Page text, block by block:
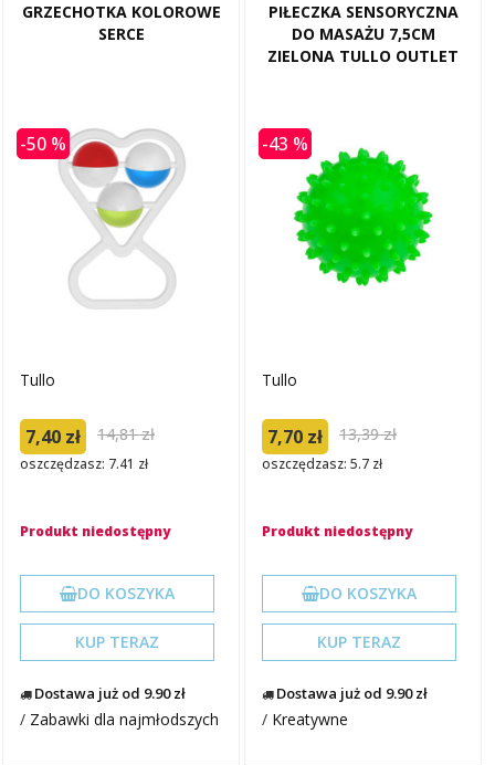
GRZECHOTKA KOLOROWE
SERCE
-50 %
Tullo
7,40 zł 14,81 zł
oszczędzasz: 7.41 zł
Produkt niedostępny
DO KOSZYKA
KUP TERAZ
Dostawa już od 9.90 zł
/ Zabawki dla najmłodszych
PIŁECZKA SENSORYCZNA
DO MASAŻU 7,5CM
ZIELONA TULLO OUTLET
-43 %
Tullo
7,70 zł 13,39 zł
oszczędzasz: 5.7 zł
Produkt niedostępny
DO KOSZYKA
KUP TERAZ
Dostawa już od 9.90 zł
/ Kreatywne